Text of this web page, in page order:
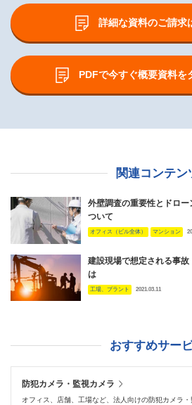
詳細な資料のご請求
PDFで今すぐ概要資料を
関連コンテン
外壁調査の重要性とドロ
ついて
オフィス（ビル全体） マンション
建設現場で想定される事
は
工場、プラント 2021.03.11
おすすめサー
防犯カメラ・監視カメラ
オフィス、店舗、工場など、法人向けの防犯カメラ・